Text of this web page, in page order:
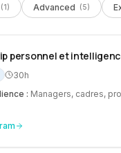
(1) Advanced (5)
personnel et
30h
: Managers, cadres,